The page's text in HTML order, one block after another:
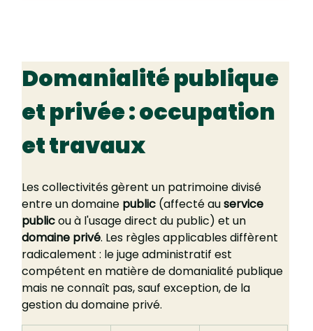
Domanialité publique
et privée : occupation
et travaux
Les collectivités gèrent un patrimoine divisé
entre un domaine public (affecté au service
public ou à l'usage direct du public) et un
domaine privé. Les règles applicables diffèrent
radicalement : le juge administratif est
compétent en matière de domanialité publique
mais ne connaît pas, sauf exception, de la
gestion du domaine privé.